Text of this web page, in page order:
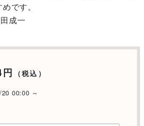
です。
成一
（税込）
00:00 ～